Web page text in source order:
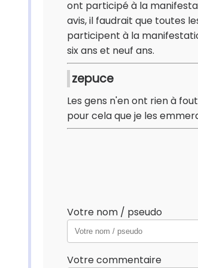
ont participé à la
avis, il faudrait que toutes
participent à la
six ans et neuf ans.
zepuce
Les gens n'en ont rien à
pour cela que je les
Votre nom / pseudo
Votre commentaire